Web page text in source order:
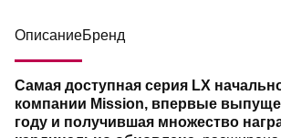
ОписаниеБренд
Самая доступная серия LX
компании Mission, впервые
году и получившая множество